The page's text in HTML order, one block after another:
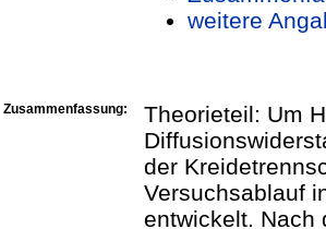
weitere
Zusammenfassung:
Theorieteil: Um
der
Versuchsablauf
entwickelt. Nach